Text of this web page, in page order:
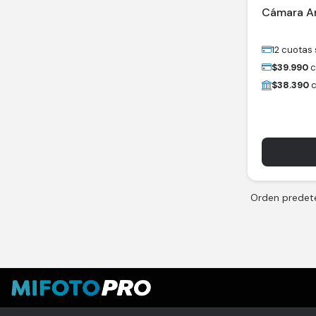
Cámara
12 cuotas
$39.990
$38.390